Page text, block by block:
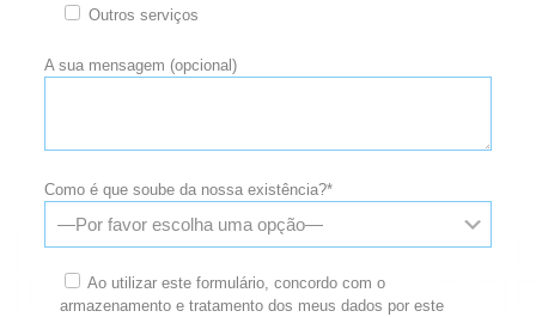
Outros serviços
A sua mensagem (opcional)
Como é que soube da nossa existência?*
Ao utilizar este formulário, concordo com o
armazenamento e tratamento dos meus dados por este